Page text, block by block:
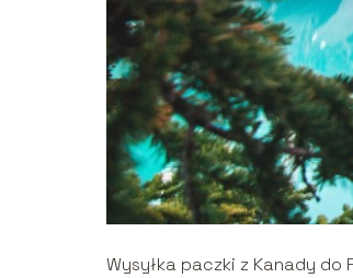
Wysyłka paczki z Kanady do